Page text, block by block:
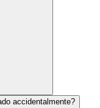
accidentalmente?